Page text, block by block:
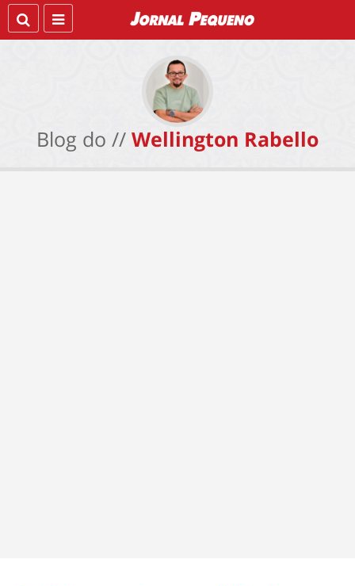
Blog do // Wellington Rabello